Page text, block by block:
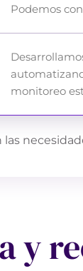
Podemos
monitoreo
y